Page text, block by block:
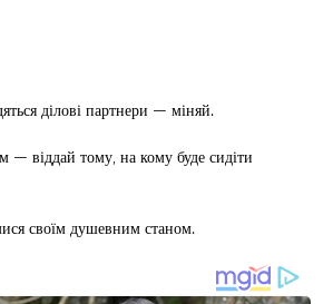
ділові партнери — міняй.
— віддай тому, на кому буде сидіти
своїм душевним станом.